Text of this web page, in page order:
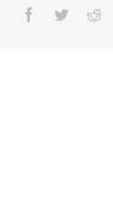
Facebook
Twitter